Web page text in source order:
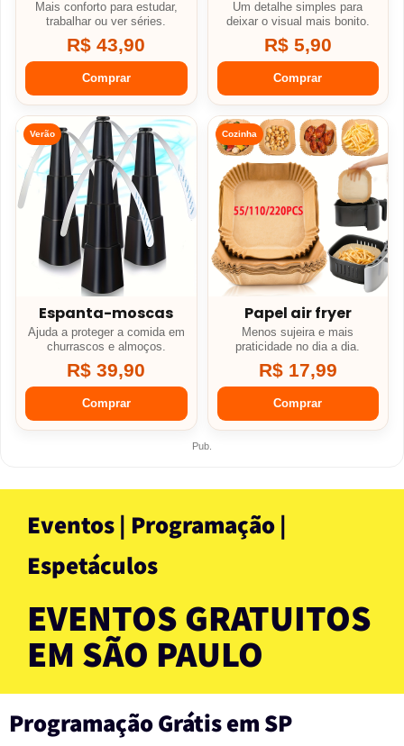
Mais conforto para estudar,
trabalhar ou ver séries.
R$ 43,90
Comprar
Um detalhe simples para
deixar o visual mais bonito.
R$ 5,90
Comprar
Verão
Espanta-moscas
Ajuda a proteger a comida em
churrascos e almoços.
R$ 39,90
Comprar
Cozinha
Papel air fryer
Menos sujeira e mais
praticidade no dia a dia.
R$ 17,99
Comprar
Pub.
Eventos | Programação |
Espetáculos
EVENTOS GRATUITOS
EM SÃO PAULO
Programação Grátis em SP